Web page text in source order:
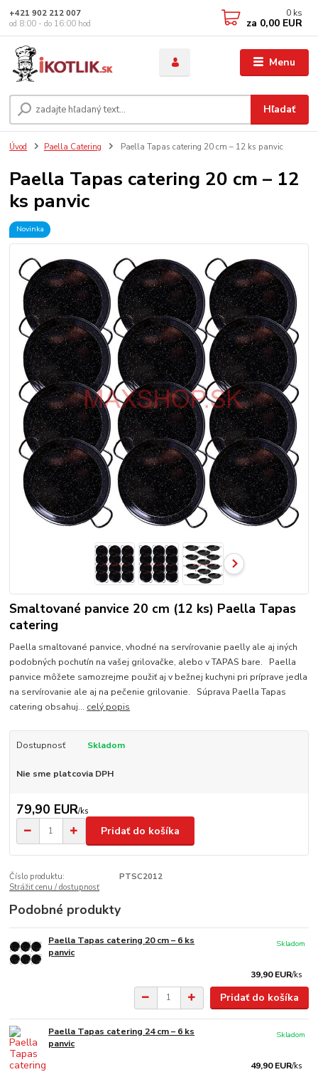
Menu
Hľadať
+421 902 212 007
od 8:00 - do 16:00 hod
0 ks
za 0,00 EUR
Úvod Paella Catering Paella Tapas catering 20 cm – 12 ks panvic
Paella Tapas catering 20 cm – 12
ks panvic
Novinka
Smaltované panvice 20 cm (12 ks) Paella Tapas
catering
Paella smaltované panvice, vhodné na servírovanie paelly ale aj iných
podobných pochutín na vašej grilovačke, alebo v TAPAS bare. Paella
panvice môžete samozrejme použiť aj v bežnej kuchyni pri príprave jedla
na servírovanie ale aj na pečenie grilovanie. Súprava Paella Tapas
catering obsahuj... celý popis
Dostupnosť Skladom
Nie sme platcovia DPH
79,90 EUR/ks
Pridať do košíka
Číslo produktu:
PTSC2012
Strážiť cenu / dostupnosť
Podobné produkty
Paella Tapas catering 20 cm – 6 ks
panvic
39,90 EUR/ks
Skladom
Pridať do košíka
Paella Tapas catering 24 cm – 6 ks
panvic
49,90 EUR/ks
Skladom